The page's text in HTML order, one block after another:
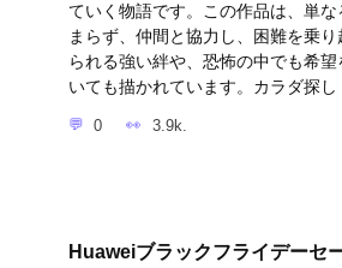
ていく物語です。この作品は、単
まらず、仲間と協力し、困難を乗
られる強い絆や、恐怖の中でも希
いても描かれています。カラダ探し
0 3.9k.
Huaweiブラックフライデーセ